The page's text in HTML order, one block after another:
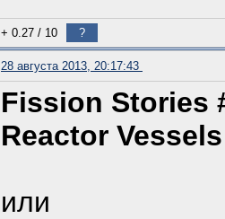
+ 0.27 / 10 ?
28 августа 2013, 20:17:43
Fission Stories
Reactor Vessels
или